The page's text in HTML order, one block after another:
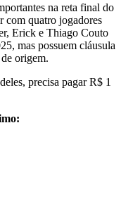
na reta final do
com quatro jogadores
Erick e Thiago Couto
mas possuem cláusula
origem.
precisa pagar R$ 1